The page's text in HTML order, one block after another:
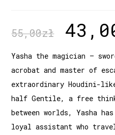
55,00zł
Yasha the magician –
acrobat and master of
extraordinary Houdini-
half Gentile, a free
between worlds, Yasha
loyal assistant who